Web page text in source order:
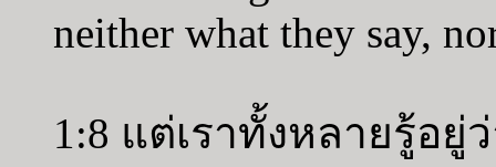
neither what they say,
1:8 แต่เราทั้งหลายรู้อ